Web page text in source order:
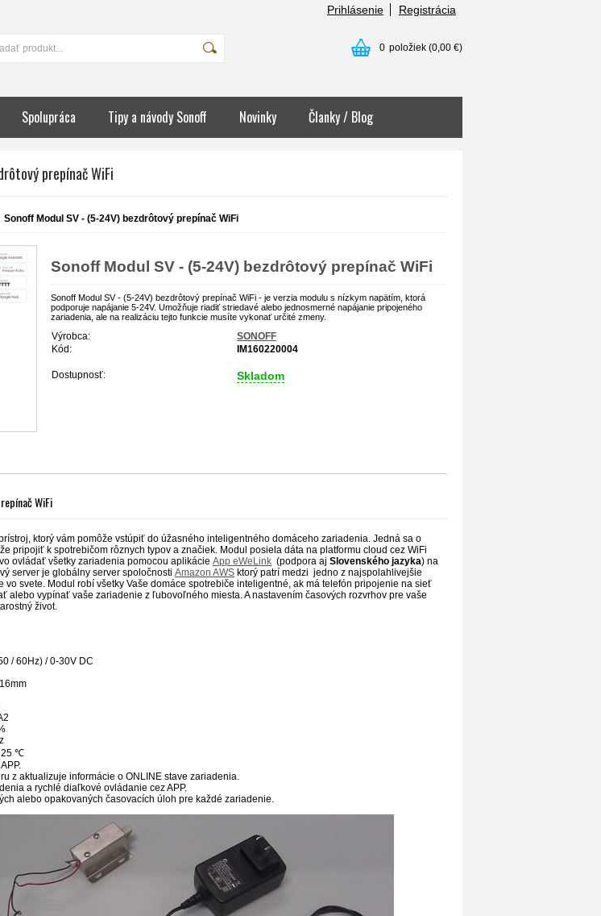
Prihlásenie Registrácia
0 položiek (0,00 €)
Spolupráca Tipy a návody Sonoff Novinky Članky / Blog
prepínač WiFi
Sonoff Modul SV - (5-24V) bezdrôtový prepínač WiFi
Sonoff Modul SV - (5-24V) bezdrôtový prepínač WiFi
Sonoff Modul SV - (5-24V) bezdrôtový prepínač WiFi - je verzia modulu s nízkym napätím, ktorá
podporuje napájanie 5-24V. Umožňuje riadiť striedavé alebo jednosmerné napájanie pripojeného
zariadenia, ale na realizáciu tejto funkcie musíte vykonať určité zmeny.
Výrobca:
SONOFF
Kód:
IM160220004
Dostupnosť: Skladom
WiFi
ktorý vám pomôže vstúpiť do úžasného inteligentného domáceho zariadenia. Jedná sa o
pripojiť k spotrebičom rôznych typov a značiek. Modul posiela dáta na platformu cloud cez WiFi
ovládať všetky zariadenia pomocou aplikácie App eWeLink (podpora aj Slovenského jazyka) na
server je globálny server spoločnosti Amazon AWS ktorý patrí medzi jedno z najspolahlivejšie
svete. Modul robí všetky Vaše domáce spotrebiče inteligentné, ak má telefón pripojenie na sieť
alebo vypínať vaše zariadenie z ľubovoľného miesta. A nastavením časových rozvrhov pre vaše
život.
/ 60Hz) / 0-30V DC
℃
z aktualizuje informácie o ONLINE stave zariadenia.
a rychlé diaľkové ovládanie cez APP.
alebo opakovaných časovacích úloh pre každé zariadenie.